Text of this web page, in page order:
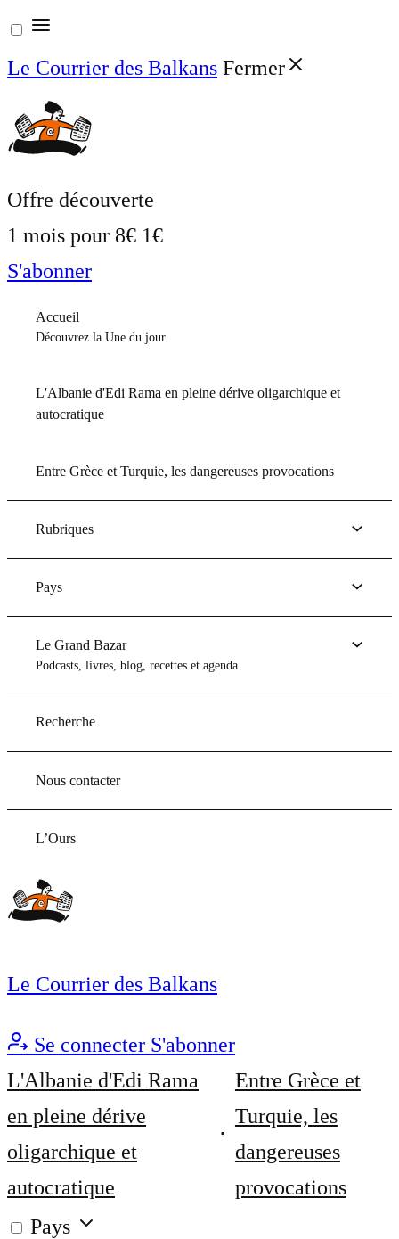
Aller
au
contenu
Le Courrier des Balkans Fermer
Offre découverte
1 mois pour 8€ 1€
S'abonner
Accueil
Découvrez la Une du jour
L'Albanie d'Edi Rama en pleine dérive oligarchique et
autocratique
Entre Grèce et Turquie, les dangereuses provocations
Rubriques
Pays
Le Grand Bazar
Podcasts, livres, blog, recettes et agenda
Recherche
Nous contacter
L’Ours
Le Courrier des Balkans
Se connecter S'abonner
L'Albanie d'Edi Rama
en pleine dérive
oligarchique et
autocratique
Entre Grèce et
Turquie, les
dangereuses
provocations
Pays